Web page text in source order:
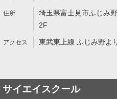
埼玉県富士見市ふじみ
2F
東武東上線 ふじみ野よ
サイエイスクール